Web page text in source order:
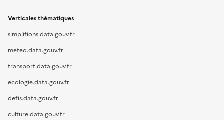
Verticales thématiques
simplifions.data.gouv.fr
meteo.data.gouv.fr
transport.data.gouv.fr
ecologie.data.gouv.fr
defis.data.gouv.fr
culture.data.gouv.fr